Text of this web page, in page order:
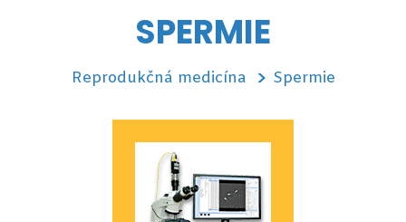
SPERMIE
Reprodukčná medicína Spermie